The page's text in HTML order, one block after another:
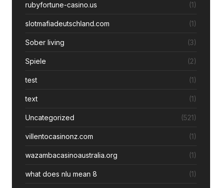
rubyfortune-casino.us (1)
slotmafiadeutschland.com (1)
Sober living (3)
Spiele (2)
test (1)
text (1)
Uncategorized (521)
villentocasinonz.com (1)
wazambacasinoaustralia.org (1)
what does nlu mean 8 (1)